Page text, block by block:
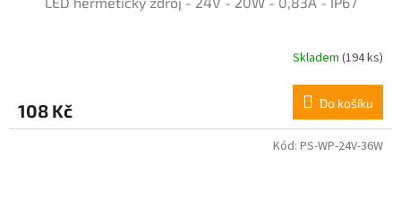
je
5,0
Skladem(194 ks)
108 Kč Do košíku
Kód: PS-WP-24V-36W